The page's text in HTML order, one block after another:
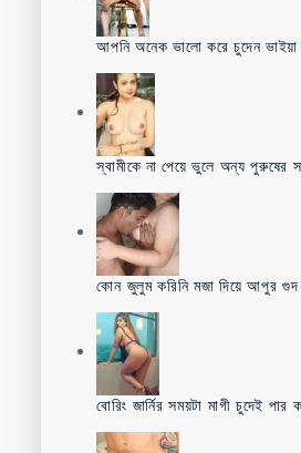
আপনি অনেক ভালো করে চুদেন ভাইয়া
স্বামীকে না পেয়ে ভুলে অন্য পুরুষের
কোন জুলুম করিনি মজা দিয়ে আপুর গুদ
বোরিং জার্নির সময়টা মাগী চুদেই পার